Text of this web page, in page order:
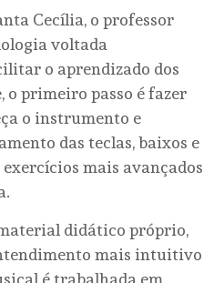
Cecília, o professor
voltada
o aprendizado dos
o primeiro passo é fazer
o instrumento e
das teclas, baixos e
mais avançados
didático próprio,
mais intuitivo
é trabalhada em